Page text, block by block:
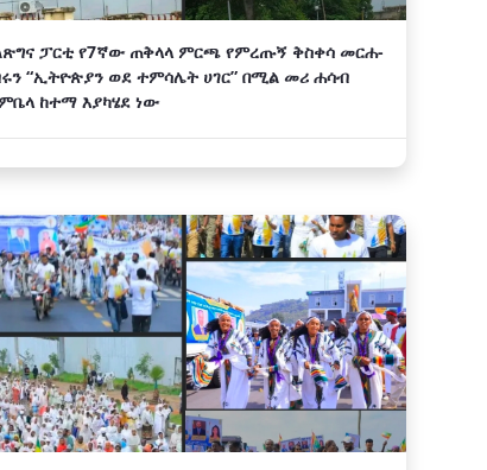
ፓርቲ የ7ኛው ጠቅላላ ምርጫ የምረጡኝ ቅስቀሳ መርሐ-
“ኢትዮጵያን ወደ ተምሳሌት ሀገር” በሚል መሪ ሐሳብ
ከተማ እያካሄደ ነው